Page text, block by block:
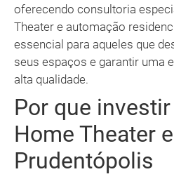
oferecendo consultoria
Theater e automação
essencial para aqueles que
seus espaços e garantir uma
alta qualidade.
Por que
Home Theater
Prudentópolis